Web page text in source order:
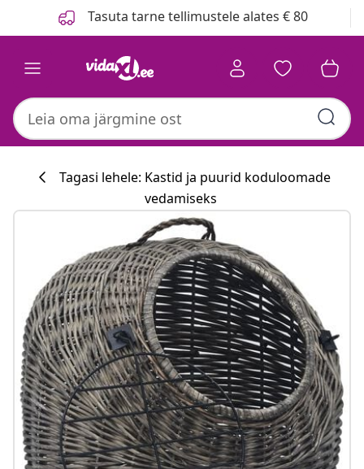
Tasuta tarne tellimustele alates € 80
#sharemevidaxl
Tagasi lehele: Kastid ja puurid koduloomade
vedamiseks